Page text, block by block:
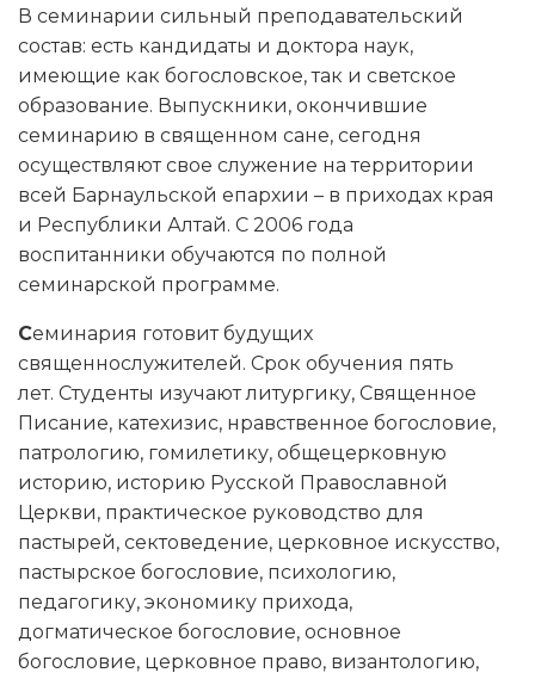
В семинарии сильный преподавательский
состав: есть кандидаты и доктора наук,
имеющие как богословское, так и светское
образование. Выпускники, окончившие
семинарию в священном сане, сегодня
осуществляют свое служение на территории
всей Барнаульской епархии – в приходах края
и Республики Алтай. С 2006 года
воспитанники обучаются по полной
семинарской программе.
Семинария готовит будущих
священнослужителей. Срок обучения пять
лет. Студенты изучают литургику, Священное
Писание, катехизис, нравственное богословие,
патрологию, гомилетику, общецерковную
историю, историю Русской Православной
Церкви, практическое руководство для
пастырей, сектоведение, церковное искусство,
пастырское богословие, психологию,
педагогику, экономику прихода,
догматическое богословие, основное
богословие, церковное право, византологию,